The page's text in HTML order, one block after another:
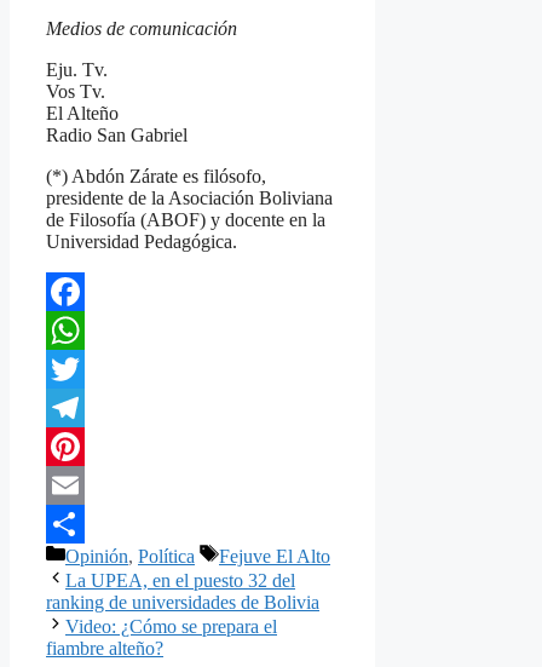
Medios de comunicación
Eju. Tv.
Vos Tv.
El Alteño
Radio San Gabriel
(*) Abdón Zárate es filósofo,
presidente de la Asociación Boliviana
de Filosofía (ABOF) y docente en la
Universidad Pedagógica.
Facebook
WhatsApp
Twitter
Telegram
Pinterest
Email
Compartir
Categorías
Opinión, Política Etiquetas
Fejuve El Alto
La UPEA, en el puesto 32 del
ranking de universidades de Bolivia
Video: ¿Cómo se prepara el
fiambre alteño?